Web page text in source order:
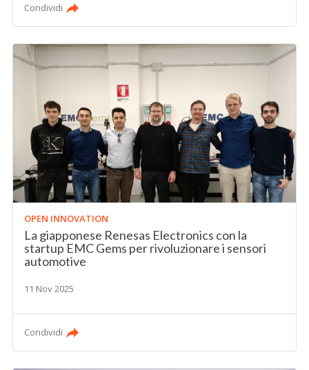
Condividi
OPEN INNOVATION
La giapponese Renesas Electronics con la
startup EMC Gems per rivoluzionare i sensori
automotive
11 Nov 2025
Condividi